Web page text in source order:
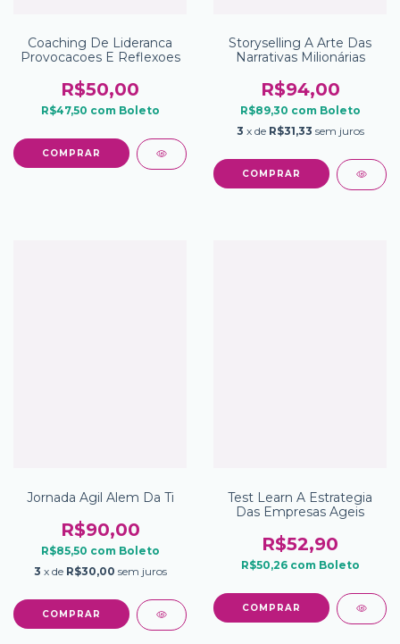
Coaching De Lideranca
Provocacoes E Reflexoes
R$50,00
R$47,50 com Boleto
Storyselling A Arte Das
Narrativas Milionárias
R$94,00
R$89,30 com Boleto
3 x de R$31,33 sem juros
Jornada Agil Alem Da Ti
R$90,00
R$85,50 com Boleto
3 x de R$30,00 sem juros
Test Learn A Estrategia
Das Empresas Ageis
R$52,90
R$50,26 com Boleto